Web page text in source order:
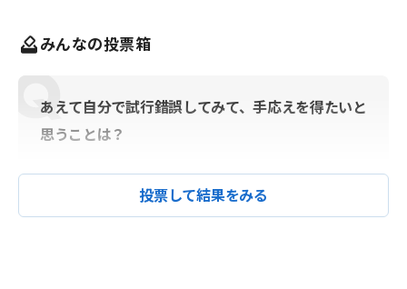
みんなの投票箱
あえて自分で試行錯誤してみて、手応えを得たいと
思うことは？
投票して結果をみる